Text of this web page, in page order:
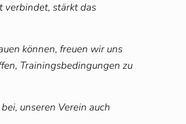
verbindet, stärkt das
können, freuen wir uns
Trainingsbedingungen zu
unseren Verein auch